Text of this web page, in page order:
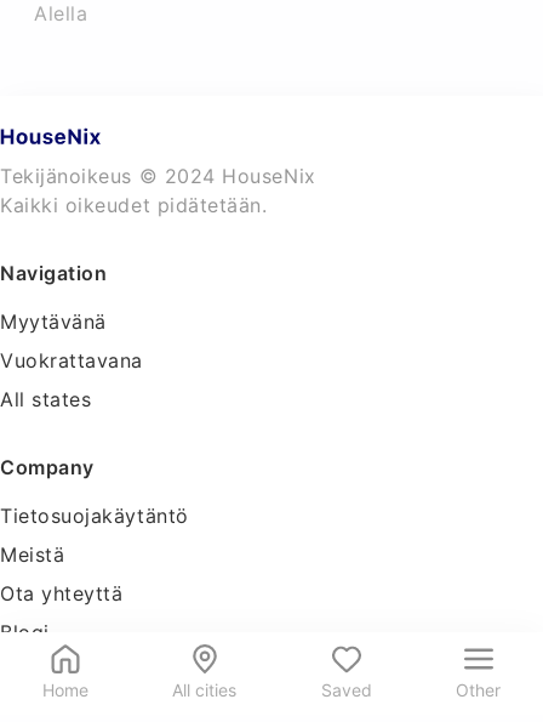
Home All cities Saved Other
Alella
Tekijänoikeus © 2024 HouseNix
Kaikki oikeudet pidätetään.
Navigation
Myytävänä
Vuokrattavana
All states
Company
Tietosuojakäytäntö
Meistä
Ota yhteyttä
Blogi
Tools